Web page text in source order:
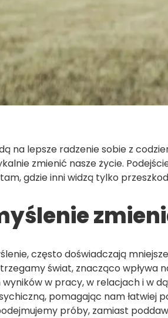
na lepsze radzenie sobie z
zmienić nasze życie.
gdzie inni widzą tylko
często doświadczają
świat, znacząco wpływa
w pracy, w relacjach i w
pomagając nam łatwiej
próby, zamiast